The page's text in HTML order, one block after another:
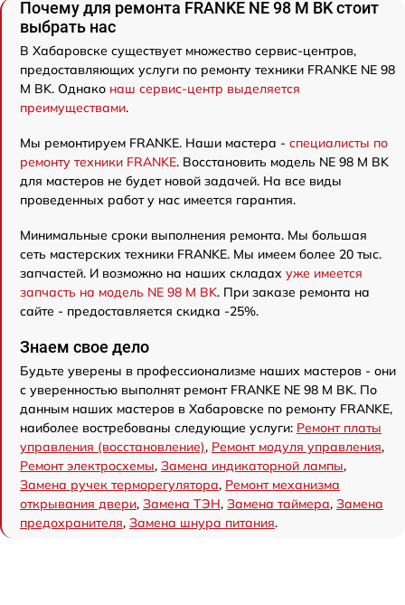
Почему для ремонта FRANKE NE 98 M BK стоит
выбрать нас
В Хабаровске существует множество сервис-центров,
предоставляющих услуги по ремонту техники FRANKE NE 98
M BK. Однако наш сервис-центр выделяется
преимуществами.
Мы ремонтируем FRANKE. Наши мастера - специалисты по
ремонту техники FRANKE. Восстановить модель NE 98 M BK
для мастеров не будет новой задачей. На все виды
проведенных работ у нас имеется гарантия.
Минимальные сроки выполнения ремонта. Мы большая
сеть мастерских техники FRANKE. Мы имеем более 20 тыс.
запчастей. И возможно на наших складах уже имеется
запчасть на модель NE 98 M BK. При заказе ремонта на
сайте - предоставляется скидка -25%.
Знаем свое дело
Будьте уверены в профессионализме наших мастеров - они
с уверенностью выполнят ремонт FRANKE NE 98 M BK. По
данным наших мастеров в Хабаровске по ремонту FRANKE,
наиболее востребованы следующие услуги: Ремонт платы
управления (восстановление), Ремонт модуля управления,
Ремонт электросхемы, Замена индикаторной лампы,
Замена ручек терморегулятора, Ремонт механизма
открывания двери, Замена ТЭН, Замена таймера, Замена
предохранителя, Замена шнура питания.